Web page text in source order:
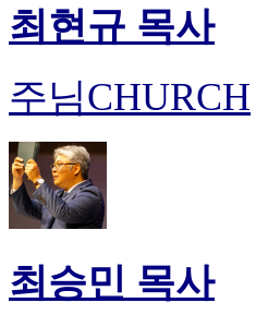
최현규 목사
주님CHURCH
최승민 목사